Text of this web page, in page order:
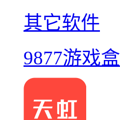
其它软件
9877游戏盒